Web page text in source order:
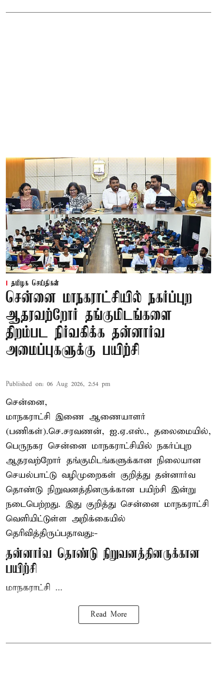
தமிழக செய்திகள்
சென்னை மாநகராட்சியில் நகர்ப்புற
ஆதரவற்றோர் தங்குமிடங்களை
திறம்பட நிர்வகிக்க தன்னார்வ
அமைப்புகளுக்கு பயிற்சி
Published on: 06 Aug 2026, 2:54 pm
சென்னை,
மாநகராட்சி இணை ஆணையாளர்
(பணிகள்).செ.சரவணன், ஐ.ஏ.எஸ்., தலைமையில்,
பெருநகர சென்னை மாநகராட்சியில் நகர்ப்புற
ஆதரவற்றோர் தங்குமிடங்களுக்கான நிலையான
செயல்பாட்டு வழிமுறைகள் குறித்து தன்னார்வ
தொண்டு நிறுவனத்தினருக்கான பயிற்சி இன்று
நடைபெற்றது. இது குறித்து சென்னை மாநகராட்சி
வெளியிட்டுள்ள அறிக்கையில்
தெரிவித்திருப்பதாவது:-
தன்னார்வ தொண்டு நிறுவனத்தினருக்கான
பயிற்சி
மாநகராட்சி ...
Read More